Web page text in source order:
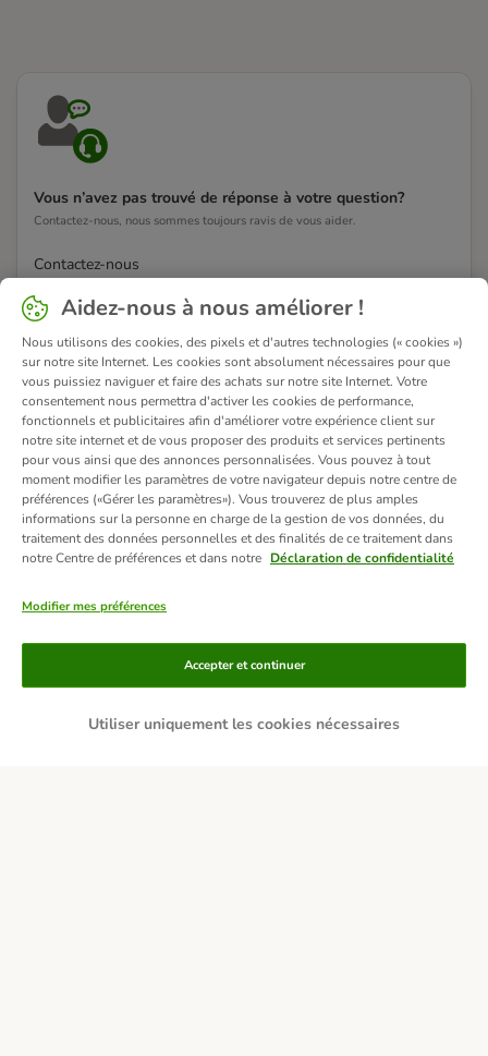
Vous n’avez pas trouvé de réponse à votre question?
Contactez-nous, nous sommes toujours ravis de vous aider.
Contactez-nous
Aidez-nous à nous améliorer !
Nous utilisons des cookies, des pixels et d'autres technologies (« cookies »)
sur notre site Internet. Les cookies sont absolument nécessaires pour que
vous puissiez naviguer et faire des achats sur notre site Internet. Votre
consentement nous permettra d'activer les cookies de performance,
fonctionnels et publicitaires afin d'améliorer votre expérience client sur
notre site internet et de vous proposer des produits et services pertinents
pour vous ainsi que des annonces personnalisées. Vous pouvez à tout
moment modifier les paramètres de votre navigateur depuis notre centre de
préférences («Gérer les paramètres»). Vous trouverez de plus amples
informations sur la personne en charge de la gestion de vos données, du
traitement des données personnelles et des finalités de ce traitement dans
notre Centre de préférences et dans notre Déclaration de confidentialité
Modifier mes préférences
Utiliser uniquement les cookies nécessaires
Accepter et continuer